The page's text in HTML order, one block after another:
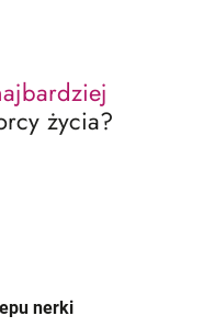
życia?
nerki